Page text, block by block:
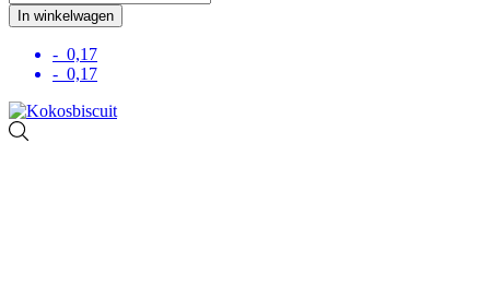
In winkelwagen
- 0,17
- 0,17